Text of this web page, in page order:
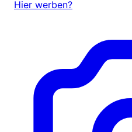
Hier werben?